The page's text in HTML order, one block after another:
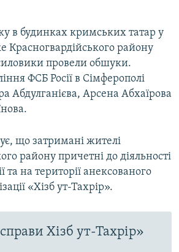
720p 1080p
720p
1080p
в будинках кримських татар у
Красногвардійського району
провели обшуки.
ФСБ Росії в Сімферополі
Абдулганієва, Арсена Абхаїрова
що затримані жителі
району причетні до діяльності
та на території анексованого
«Хізб ут-Тахрір».
Хізб ут-Тахрір»